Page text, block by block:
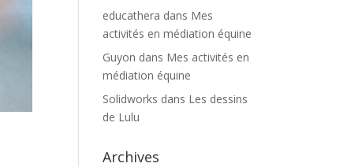
educathera dans Mes
activités en médiation équine
Guyon dans Mes activités en
médiation équine
Solidworks dans Les dessins
de Lulu
Archives